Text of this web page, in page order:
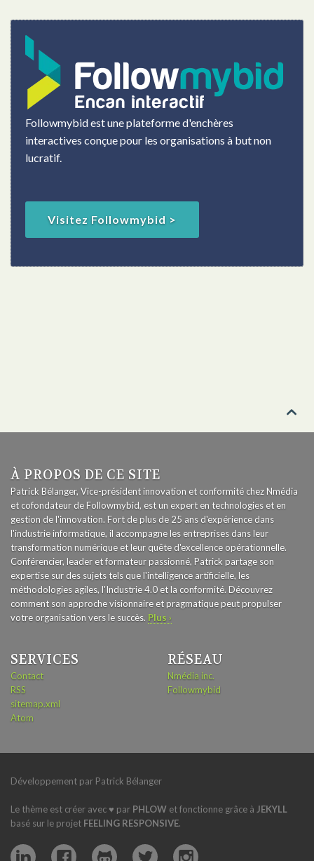
Followmybid est une plateforme d'enchères
interactives conçue pour les organisations à but non
lucratif.
Visitez Followmybid >

À PROPOS DE CE SITE
Patrick Bélanger, Vice-président innovation et conformité chez Nmédia
et cofondateur de Followmybid, est un expert en technologies et en
gestion de l'innovation. Fort de plus de 25 ans d'expérience dans
l'industrie informatique, il accompagne les entreprises dans leur
transformation numérique et leur quête d'excellence opérationnelle.
Conférencier, leader et formateur passionné, Patrick partage son
expertise sur des sujets tels que l'intelligence artificielle, les
méthodologies agiles, l'Industrie 4.0 et la conformité. Découvrez
comment son approche visionnaire et pragmatique peut propulser
votre organisation vers le succès. Plus ›
SERVICES
Contact
RSS
sitemap.xml
Atom
RÉSEAU
Nmédia inc.
Followmybid
Développement par Patrick Bélanger
Le thème est créer avec ♥ par PHLOW et fonctionne grâce à JEKYLL
basé sur le projet FEELING RESPONSIVE.